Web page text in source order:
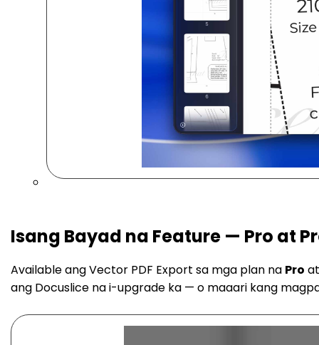
Isang Bayad na Feature — Pro at
Available ang Vector PDF Export sa mga plan na Pro
ang Docuslice na i-upgrade ka — o maaari kang